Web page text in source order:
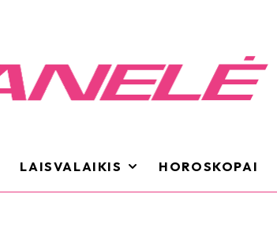
LAISVALAIKIS HOROSKOPAI